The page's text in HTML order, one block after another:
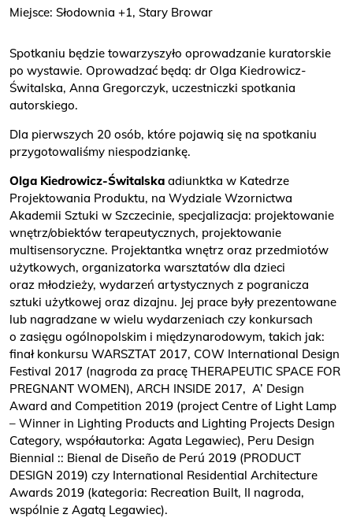
Miejsce: Słodownia +1, Stary Browar
Spotkaniu będzie towarzyszyło oprowadzanie kuratorskie
po wystawie. Oprowadzać będą: dr Olga Kiedrowicz-
Świtalska, Anna Gregorczyk, uczestniczki spotkania
autorskiego.
Dla pierwszych 20 osób, które pojawią się na spotkaniu
przygotowaliśmy niespodziankę.
Olga Kiedrowicz-Świtalska adiunktka w Katedrze
Projektowania Produktu, na Wydziale Wzornictwa
Akademii Sztuki w Szczecinie, specjalizacja: projektowanie
wnętrz/obiektów terapeutycznych, projektowanie
multisensoryczne. Projektantka wnętrz oraz przedmiotów
użytkowych, organizatorka warsztatów dla dzieci
oraz młodzieży, wydarzeń artystycznych z pogranicza
sztuki użytkowej oraz dizajnu. Jej prace były prezentowane
lub nagradzane w wielu wydarzeniach czy konkursach
o zasięgu ogólnopolskim i międzynarodowym, takich jak:
finał konkursu WARSZTAT 2017, COW International Design
Festival 2017 (nagroda za pracę THERAPEUTIC SPACE FOR
PREGNANT WOMEN), ARCH INSIDE 2017, A’ Design
Award and Competition 2019 (project Centre of Light Lamp
– Winner in Lighting Products and Lighting Projects Design
Category, współautorka: Agata Legawiec), Peru Design
Biennial :: Bienal de Diseño de Perú 2019 (PRODUCT
DESIGN 2019) czy International Residential Architecture
Awards 2019 (kategoria: Recreation Built, II nagroda,
wspólnie z Agatą Legawiec).